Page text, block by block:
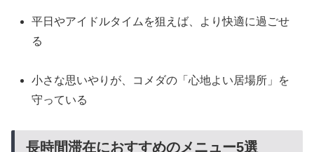
平日やアイドルタイムを狙えば、より快適に過ごせ
る
小さな思いやりが、コメダの「心地よい居場所」を
守っている
長時間滞在におすすめのメニュー5選